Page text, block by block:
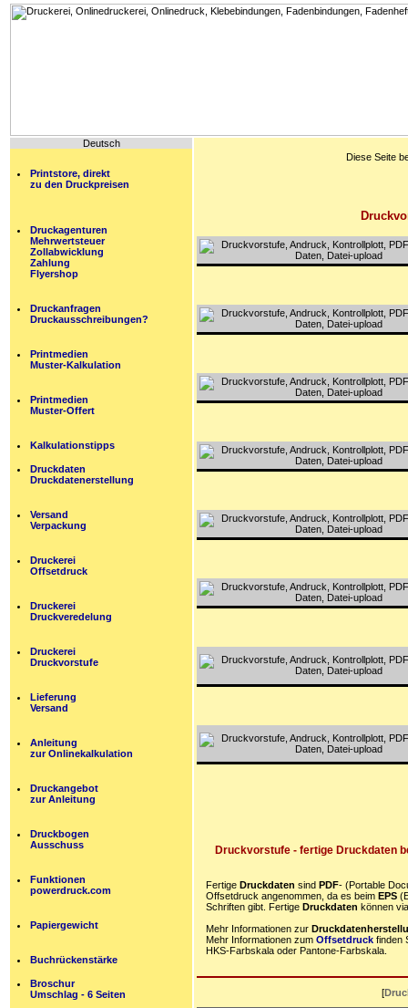
Deutsch
Printstore, direkt
zu den Druckpreisen
Druckagenturen
Mehrwertsteuer
Zollabwicklung
Zahlung
Flyershop
Druckanfragen
Druckausschreibungen?
Printmedien
Muster-Kalkulation
Printmedien
Muster-Offert
Kalkulationstipps
Druckdaten
Druckdatenerstellung
Versand
Verpackung
Druckerei
Offsetdruck
Druckerei
Druckveredelung
Druckerei
Druckvorstufe
Lieferung
Versand
Anleitung
zur Onlinekalkulation
Druckangebot
zur Anleitung
Druckbogen
Ausschuss
Funktionen
powerdruck.com
Papiergewicht
Buchrückenstärke
Broschur
Umschlag - 6 Seiten
Diese Seite
Druckvorstufe - fertige Druckdaten
Fertige Druckdaten sind PDF- (Portable
Offsetdruck angenommen, da es beim EPS
Schriften gibt. Fertige Druckdaten können
Mehr Informationen zur
Mehr Informationen zum Offsetdruck finden
HKS-Farbskala oder Pantone-Farbskala.
[